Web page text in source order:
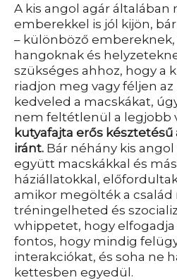
A kis angol agár általában
emberekkel is jól kijön,
– különböző
hangoknak és
szükséges ahhoz, hogy a
riadjon meg vagy féljen
kedveled a macskákat,
nem feltétlenül a legjobb
kutyafajta erős késztetésű
iránt. Bár néhány kis
együtt macskákkal és
háziállatokkal,
amikor megölték a család
tréningelheted és
whippetet, hogy elfogadja
fontos, hogy mindig
interakciókat, és soha ne
kettesben egyedül.